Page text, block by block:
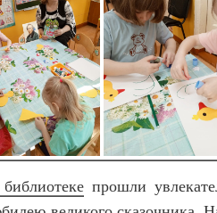
прошли